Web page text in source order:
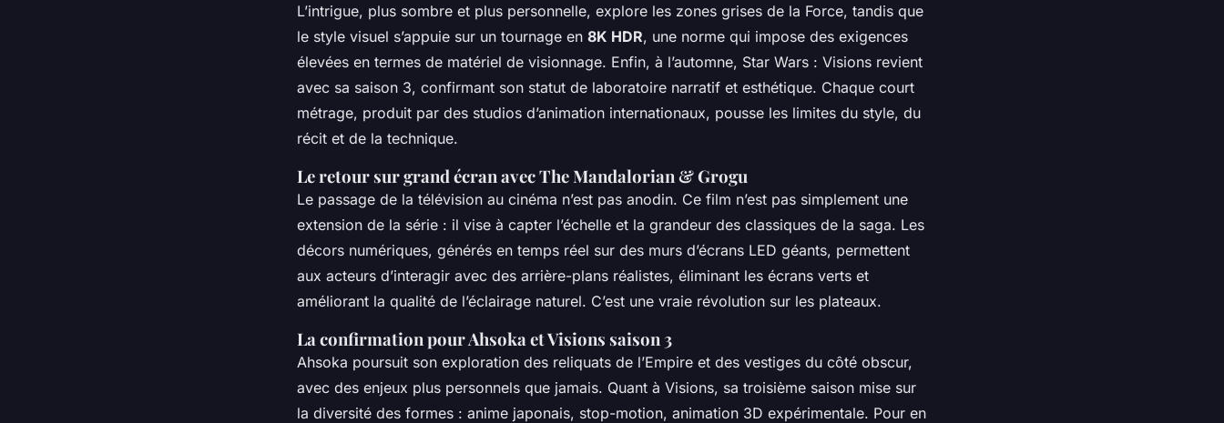
L’intrigue, plus sombre et plus personnelle, explore les zones grises de la Force, tandis que
le style visuel s’appuie sur un tournage en 8K HDR, une norme qui impose des exigences
élevées en termes de matériel de visionnage. Enfin, à l’automne, Star Wars : Visions revient
avec sa saison 3, confirmant son statut de laboratoire narratif et esthétique. Chaque court
métrage, produit par des studios d’animation internationaux, pousse les limites du style, du
récit et de la technique.
Le retour sur grand écran avec The Mandalorian & Grogu
Le passage de la télévision au cinéma n’est pas anodin. Ce film n’est pas simplement une
extension de la série : il vise à capter l’échelle et la grandeur des classiques de la saga. Les
décors numériques, générés en temps réel sur des murs d’écrans LED géants, permettent
aux acteurs d’interagir avec des arrière-plans réalistes, éliminant les écrans verts et
améliorant la qualité de l’éclairage naturel. C’est une vraie révolution sur les plateaux.
La confirmation pour Ahsoka et Visions saison 3
Ahsoka poursuit son exploration des reliquats de l’Empire et des vestiges du côté obscur,
avec des enjeux plus personnels que jamais. Quant à Visions, sa troisième saison mise sur
la diversité des formes : anime japonais, stop-motion, animation 3D expérimentale. Pour en